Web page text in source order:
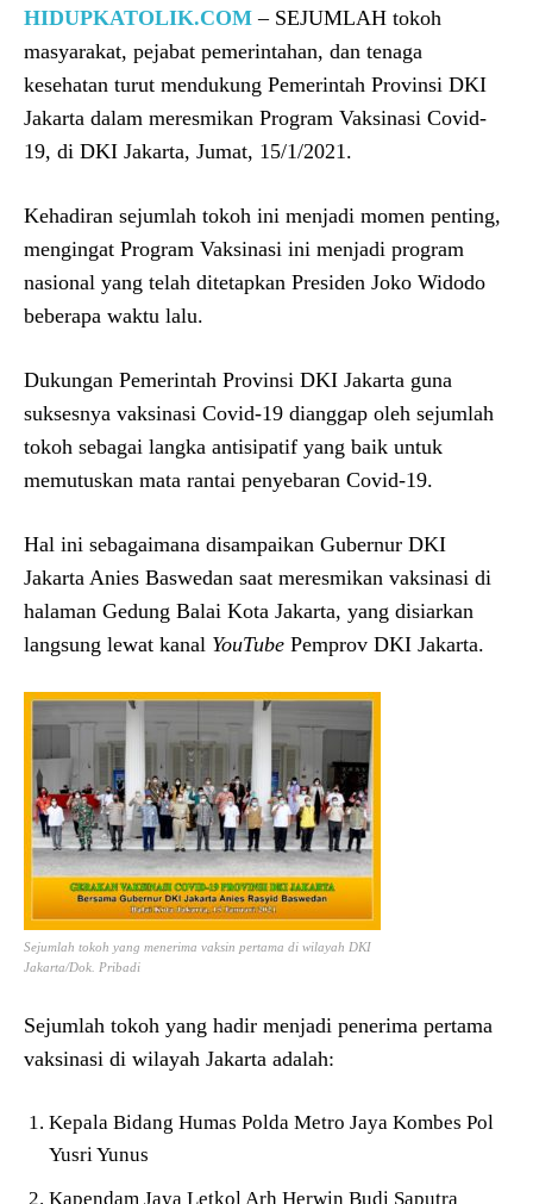
HIDUPKATOLIK.COM – SEJUMLAH tokoh
masyarakat, pejabat pemerintahan, dan tenaga
kesehatan turut mendukung Pemerintah Provinsi DKI
Jakarta dalam meresmikan Program Vaksinasi Covid-
19, di DKI Jakarta, Jumat, 15/1/2021.
Kehadiran sejumlah tokoh ini menjadi momen penting,
mengingat Program Vaksinasi ini menjadi program
nasional yang telah ditetapkan Presiden Joko Widodo
beberapa waktu lalu.
Dukungan Pemerintah Provinsi DKI Jakarta guna
suksesnya vaksinasi Covid-19 dianggap oleh sejumlah
tokoh sebagai langka antisipatif yang baik untuk
memutuskan mata rantai penyebaran Covid-19.
Hal ini sebagaimana disampaikan Gubernur DKI
Jakarta Anies Baswedan saat meresmikan vaksinasi di
halaman Gedung Balai Kota Jakarta, yang disiarkan
langsung lewat kanal YouTube Pemprov DKI Jakarta.
Sejumlah tokoh yang menerima vaksin pertama di wilayah DKI
Jakarta/Dok. Pribadi
Sejumlah tokoh yang hadir menjadi penerima pertama
vaksinasi di wilayah Jakarta adalah:
Kepala Bidang Humas Polda Metro Jaya Kombes Pol
Yusri Yunus
Kapendam Jaya Letkol Arh Herwin Budi Saputra